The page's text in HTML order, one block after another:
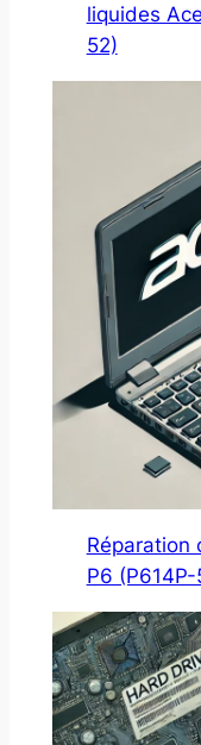
liquides
52)
Réparation
P6 (P614P-